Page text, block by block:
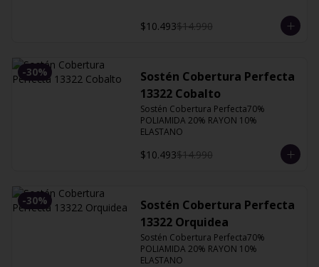
$10.493$14.990
-30%
Sostén Cobertura Perfecta
13322 Cobalto
Sostén Cobertura Perfecta70%
POLIAMIDA 20% RAYON 10%
ELASTANO
$10.493$14.990
-30%
Sostén Cobertura Perfecta
13322 Orquidea
Sostén Cobertura Perfecta70%
POLIAMIDA 20% RAYON 10%
ELASTANO